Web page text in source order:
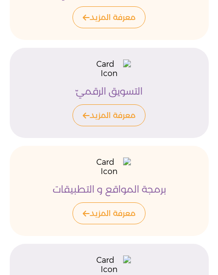
معرفة المزيد
التسويق الرقميّ
معرفة المزيد
برمجة المواقع و التطبيقات
معرفة المزيد